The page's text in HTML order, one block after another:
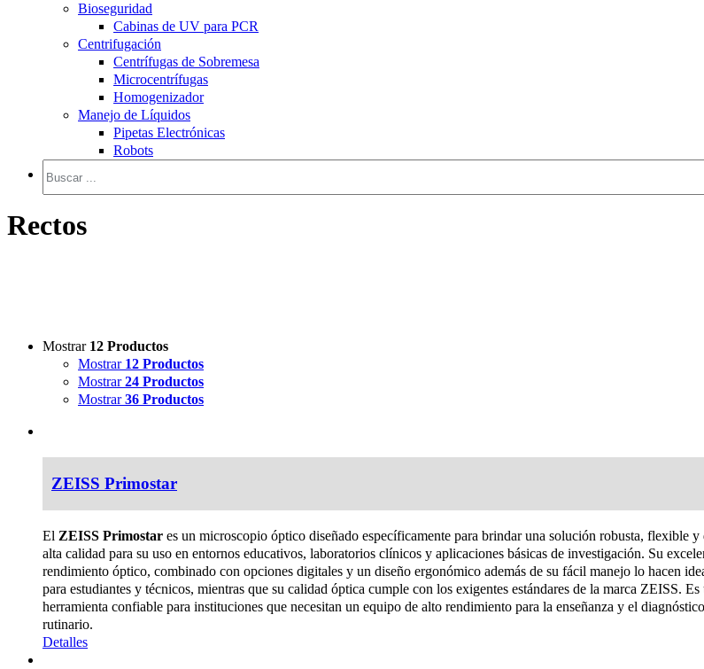
Bioseguridad
Cabinas de UV para PCR
Centrifugación
Centrífugas de Sobremesa
Microcentrífugas
Homogenizador
Manejo de Líquidos
Pipetas Electrónicas
Robots
Rectos
Mostrar 12 Productos
Mostrar 12 Productos
Mostrar24 Productos
Mostrar36 Productos
ZEISS Primostar
El ZEISS Primostar es un microscopio óptico diseñado específicamente para brindar una solución robusta, flexible y
alta calidad para su uso en entornos educativos, laboratorios clínicos y aplicaciones básicas de investigación. Su
rendimiento óptico, combinado con opciones digitales y un diseño ergonómico además de su fácil manejo lo hacen
para estudiantes y técnicos, mientras que su calidad óptica cumple con los exigentes estándares de la marca ZEISS. Es
herramienta confiable para instituciones que necesitan un equipo de alto rendimiento para la enseñanza y el diagnóstico
rutinario.
Detalles